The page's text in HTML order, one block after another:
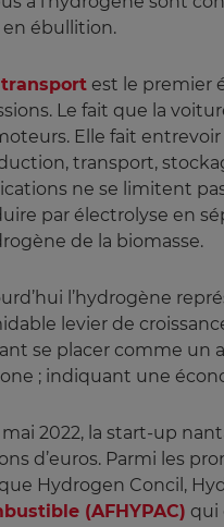
en ébullition.
transport est le premier
Le fait que la
Elle fait
transport,
ne se limitent
par électrolyse en
de la biomasse.
l’hydrogène
levier de
se placer comme un
; indiquant une
mai 2022, la start-up
d’euros. Parmi les
Hydrogen Concil,
(AFHYPAC) qui